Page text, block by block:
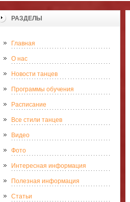
РАЗДЕЛЫ
Главная
О нас
Новости танцев
Программы обучения
Расписание
Все стили танцев
Видео
Фото
Интересная информация
Полезная информация
Статьи